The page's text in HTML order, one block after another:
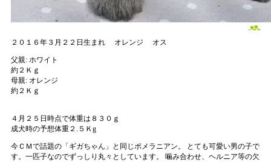
２０１６年３月２２日生まれ オレンジ オス
父親: ホワイト
約２Ｋｇ
母親: オレンジ
約２Ｋｇ
４月２５日時点で体重は８３０ｇ
成犬時の予想体重２.５Ｋg
今ＣＭで話題の「ギガちゃん」と同じポメラニアン。 とても可愛い男の子で
す。一匹子なのでずっしり丸々としています。 噛み合わせ、ヘルニア等の欠